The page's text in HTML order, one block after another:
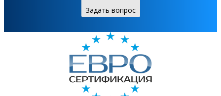
Задать вопрос